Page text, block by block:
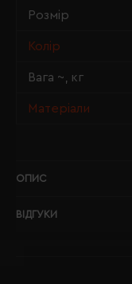
Розмір
Колір
Вага ~, кг
Матеріали
ОПИС
ВІДГУКИ